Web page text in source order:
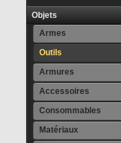
Objets
Armes
Outils
Armures
Accessoires
Consommables
Matériaux